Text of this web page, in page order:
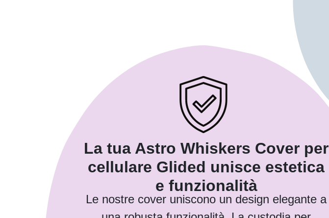
La tua Astro Whiskers Cover per
cellulare Glided unisce estetica
e funzionalità
Le nostre cover uniscono un design elegante a